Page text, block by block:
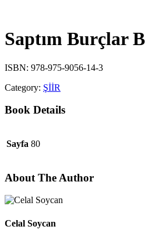
Saptım Burçlar
ISBN: 978-975-9056-14-3
Category: ŞİİR
Book Details
Sayfa 80
About The Author
Celal Soycan